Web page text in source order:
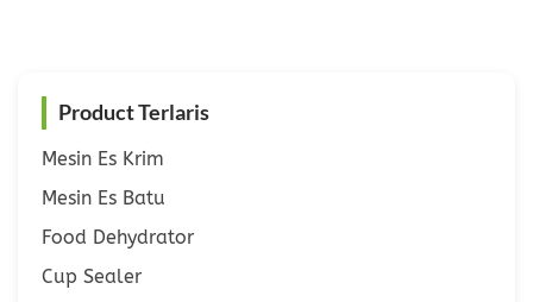
Product Terlaris
Mesin Es Krim
Mesin Es Batu
Food Dehydrator
Cup Sealer